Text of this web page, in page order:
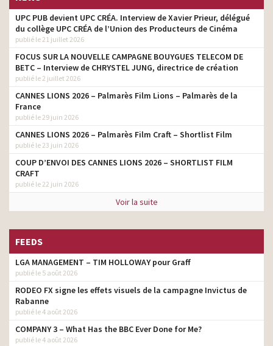
UPC PUB devient UPC CRÉA. Interview de Xavier Prieur, délégué
du collège UPC CRÉA de l’Union des Producteurs de Cinéma
publié le 21 juillet 2026
FOCUS SUR LA NOUVELLE CAMPAGNE BOUYGUES TELECOM DE
BETC – Interview de CHRYSTEL JUNG, directrice de création
publié le 2 juillet 2026
CANNES LIONS 2026 – Palmarès Film Lions – Palmarès de la
France
publié le 29 juin 2026
CANNES LIONS 2026 – Palmarès Film Craft – Shortlist Film
publié le 23 juin 2026
COUP D’ENVOI DES CANNES LIONS 2026 – SHORTLIST FILM
CRAFT
publié le 22 juin 2026
Voir la suite
FEEDS
LGA MANAGEMENT – TIM HOLLOWAY pour Graff
publié le 5 août 2026
RODEO FX signe les effets visuels de la campagne Invictus de
Rabanne
publié le 4 août 2026
COMPANY 3 – What Has the BBC Ever Done for Me?
publié le 4 août 2026